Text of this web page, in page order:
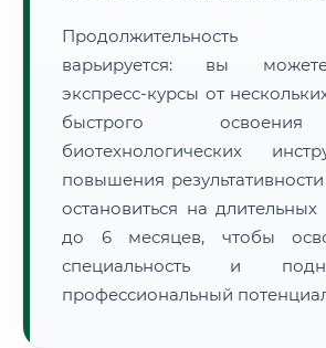
Продолжительность
варьируется: вы
экспресс-курсы от
быстрого
биотехнологических
повышения
остановиться на
до 6 месяцев, чтобы
специальность и
профессиональный